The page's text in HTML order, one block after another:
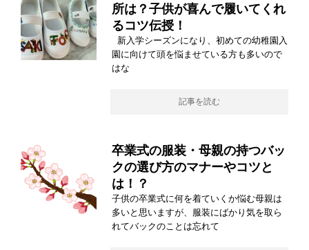
所は？子供が喜んで履いてくれ
るコツ伝授！
新入学シーズンになり、初めての幼稚園入
園に向けて頭を悩ませている方も多いので
はな
記事を読む
卒業式の服装・母親の持つバッ
クの選び方のマナーやコツと
は！？
子供の卒業式に何を着ていくか悩む母親は
多いと思いますが、服装にばかり気を取ら
れてバックのことは忘れて